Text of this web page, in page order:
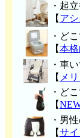
・起
【 ア
・ど
【本
・車
【 メ
・ど
【
・男
【サ